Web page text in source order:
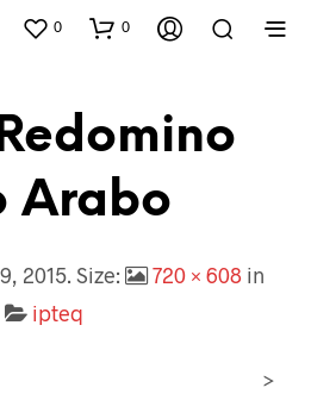
0 0
Arabo
2015. Size: 720 × 608 in
ipteq
>